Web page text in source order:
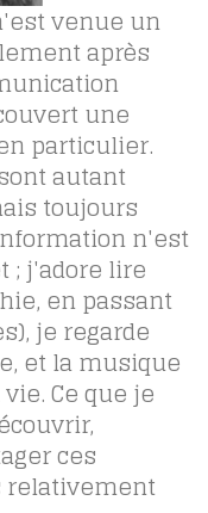
venue un
après
une
particulier.
autant
toujours
n'est
; j'adore lire
en passant
je regarde
et la musique
Ce que je
ces
relativement